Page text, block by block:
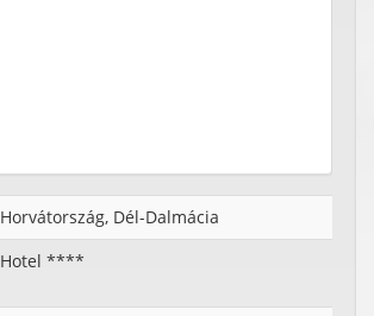
Horvátország, Dél-Dalmácia
Hotel ****